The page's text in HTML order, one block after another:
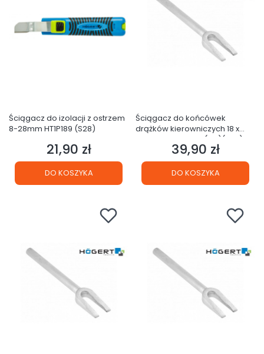
Ściągacz do izolacji z ostrzem
8-28mm HT1P189 (S28)
Cena
21,90 zł
DO KOSZYKA
Ściągacz do końcówek
drążków kierowniczych 18 x
400mm HT8G242 (21F)(S36)
Cena
39,90 zł
DO KOSZYKA